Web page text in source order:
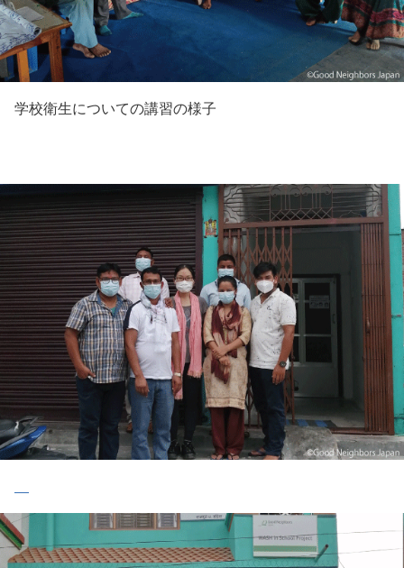
学校衛生についての講習の様子